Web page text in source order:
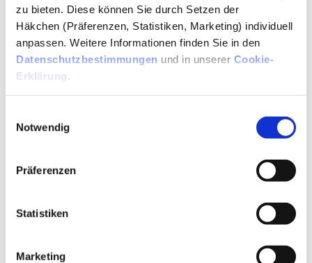
zu bieten. Diese können Sie durch Setzen der
Häkchen (Präferenzen, Statistiken, Marketing) individuell
anpassen. Weitere Informationen finden Sie in den
Datenschutzbestimmungen und in unserer Cookie-
Erklärung
Notwendig
Präferenzen
Statistiken
Marketing
derZahlungsverkehr. Das Gesetz legt fest, welche
Einrichtungen essenziell sind, um die Bevölkerung zu
versorgen und die wirtschaftliche Funktion
aufrechtzuerhalten.
„Für Betreiber kritischer Infrastrukturen setzen wir
Mögliche Maßnahmen umfassen Notfallteams,
Notfallkommunikationsmittel,
Notstromversorgung